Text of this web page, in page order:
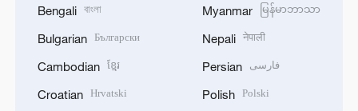
Bengali বাংলা
Bulgarian Български
Cambodian ខ្មែរ
Croatian Hrvatski
Myanmar မြန်မာဘာသာ
Nepali नेपाली
Persian فارسی
Polish Polski